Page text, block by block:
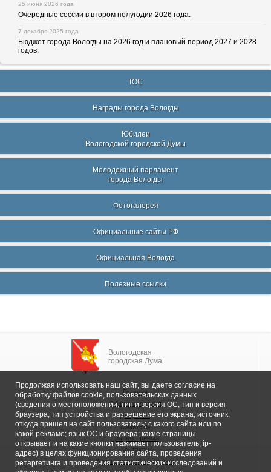
25 июня 2026 года
Очередные сессии в втором полугодии 2026 года.
7 декабря 2025 года
Бюджет города Вологды на 2026 год и плановый период 2027 и 2028
годов.
ТОС
Награды города Вологды
Юбилеи
Вологодской городской Думы
Молодежный парламент
города Вологды
Фотогалерея
Официальные сайты РФ
Официальная Вологда
Полезные ссылки
Вологодская
городская Дума
Главная
Общие сведения
Депутаты
Комитеты
График приема
Контакты
Депутатские объединения
Продолжая использовать наш сайт, вы даете согласие на
обработку файлов cookie, пользовательских данных
(сведения о местоположении; тип и версия ОС; тип и версия
браузера; тип устройства и разрешение его экрана; источник,
откуда пришел на сайт пользователь; с какого сайта или по
какой рекламе; язык ОС и браузера; какие страницы
открывает и на какие кнопки нажимает пользователь; ip-
адрес) в целях функционирования сайта, проведения
ретаргетинга и проведения статистических исследований и